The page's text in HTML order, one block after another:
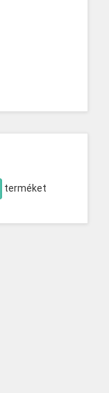
terméket